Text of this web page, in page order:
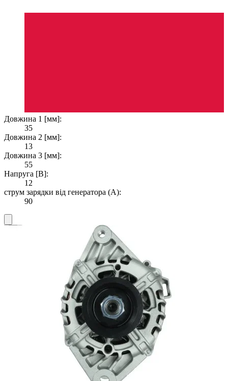
Довжина 1 [мм]:
35
Довжина 2 [мм]:
13
Довжина 3 [мм]:
55
Напруга [В]:
12
струм зарядки від генератора (А):
90